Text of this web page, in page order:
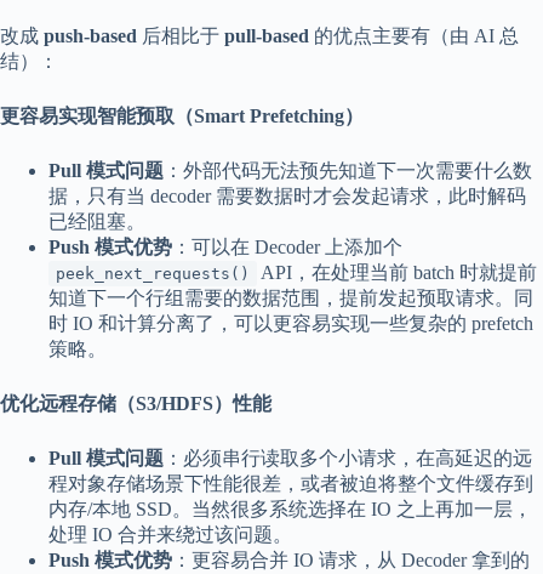
改成 push-based 后相比于 pull-based 的优点主要有（由 AI 总
结）：
更容易实现智能预取（Smart Prefetching）
Pull 模式问题 ：外部代码无法预先知道下一次需要什么数
据，只有当 decoder 需要数据时才会发起请求，此时解码
已经阻塞。
Push 模式优势 ：可以在 Decoder 上添加个
peek_next_requests()
API，在处理当前 batch 时就提前
知道下一个行组需要的数据范围，提前发起预取请求。同
时 IO 和计算分离了，可以更容易实现一些复杂的 prefetch
策略。
优化远程存储（S3/HDFS）性能
Pull 模式问题 ：必须串行读取多个小请求，在高延迟的远
程对象存储场景下性能很差，或者被迫将整个文件缓存到
内存/本地 SSD。当然很多系统选择在 IO 之上再加一层，
处理 IO 合并来绕过该问题。
Push 模式优势 ：更容易合并 IO 请求，从 Decoder 拿到的